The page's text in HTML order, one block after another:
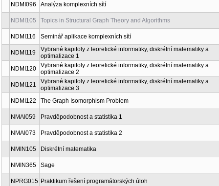
NDMI092 Úvod do extremální teorie grafů
NDMI096 Analýza komplexních sítí
NDMI105 Topics in Structural Graph Theory and Algorithms
NDMI116 Seminář aplikace komplexních sítí
NDMI119
Vybrané kapitoly z teoretické informatiky, diskrétní matematiky a
optimalizace 1
NDMI120
Vybrané kapitoly z teoretické informatiky, diskrétní matematiky a
optimalizace 2
NDMI121
Vybrané kapitoly z teoretické informatiky, diskrétní matematiky a
optimalizace 3
NDMI122
The Graph Isomorphism Problem
NMAI059 Pravděpodobnost a statistika 1
NMAI073 Pravděpodobnost a statistika 2